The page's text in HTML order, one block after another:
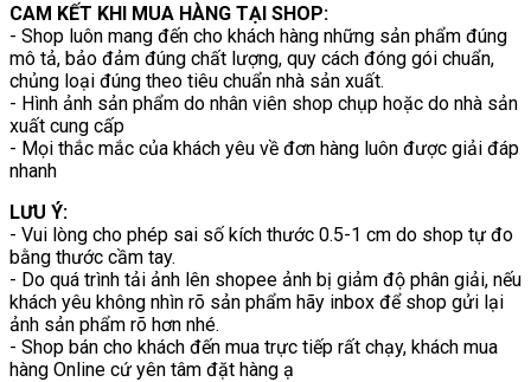
CAM KẾT KHI MUA HÀNG TẠI SHOP:
- Shop luôn mang đến cho khách hàng những sản phẩm đúng
mô tả, bảo đảm đúng chất lượng, quy cách đóng gói chuẩn,
chủng loại đúng theo tiêu chuẩn nhà sản xuất.
- Hình ảnh sản phẩm do nhân viên shop chụp hoặc do nhà sản
xuất cung cấp
- Mọi thắc mắc của khách yêu về đơn hàng luôn được giải đáp
nhanh
LƯU Ý:
- Vui lòng cho phép sai số kích thước 0.5-1 cm do shop tự đo
bằng thước cầm tay.
- Do quá trình tải ảnh lên shopee ảnh bị giảm độ phân giải, nếu
khách yêu không nhìn rõ sản phẩm hãy inbox để shop gửi lại
ảnh sản phẩm rõ hơn nhé.
- Shop bán cho khách đến mua trực tiếp rất chạy, khách mua
hàng Online cứ yên tâm đặt hàng ạ